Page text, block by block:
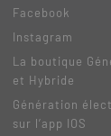
Facebook
Instagram
La boutique
et Hybride
Génération
sur l’app IOS